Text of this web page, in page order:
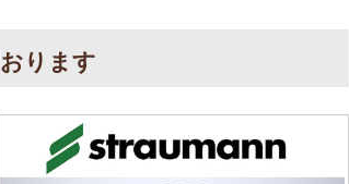
ります